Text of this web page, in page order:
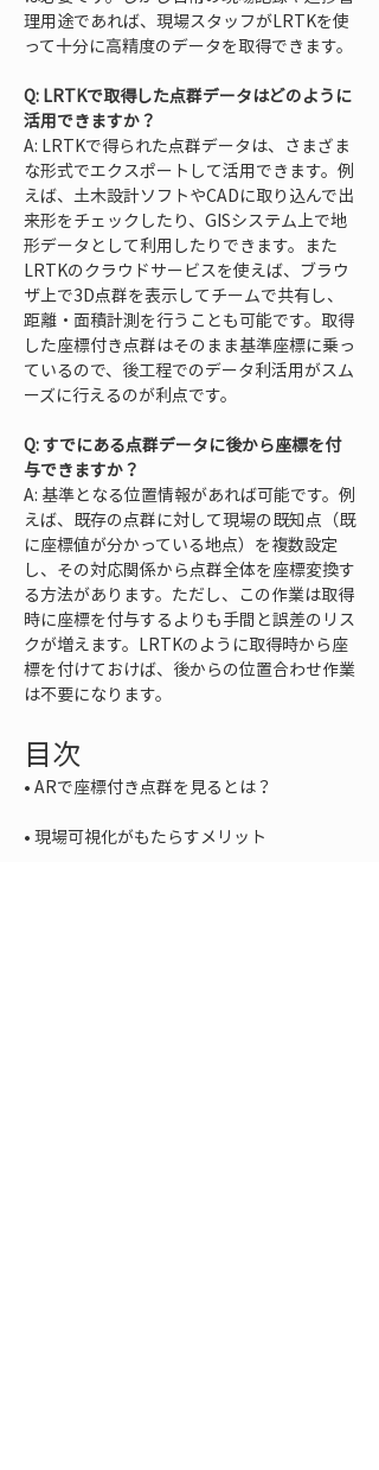
理用途であれば、現場スタッフがLRTKを使
って十分に高精度のデータを取得できます。
Q: LRTKで取得した点群データはどのように
活用できますか？
A: LRTKで得られた点群データは、さまざま
な形式でエクスポートして活用できます。例
えば、土木設計ソフトやCADに取り込んで出
来形をチェックしたり、GISシステム上で地
形データとして利用したりできます。また
LRTKのクラウドサービスを使えば、ブラウ
ザ上で3D点群を表示してチームで共有し、
距離・面積計測を行うことも可能です。取得
した座標付き点群はそのまま基準座標に乗っ
ているので、後工程でのデータ利活用がスム
ーズに行えるのが利点です。
Q: すでにある点群データに後から座標を付
与できますか？
A: 基準となる位置情報があれば可能です。例
えば、既存の点群に対して現場の既知点（既
に座標値が分かっている地点）を複数設定
し、その対応関係から点群全体を座標変換す
る方法があります。ただし、この作業は取得
時に座標を付与するよりも手間と誤差のリス
クが増えます。LRTKのように取得時から座
標を付けておけば、後からの位置合わせ作業
は不要になります。
目次
•
•